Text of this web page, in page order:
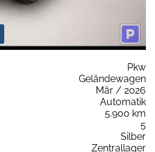
Pkw
Geländewagen
Mär / 2026
Automatik
5.900 km
5
Silber
Zentrallager